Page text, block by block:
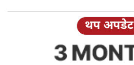
थप अपडेट